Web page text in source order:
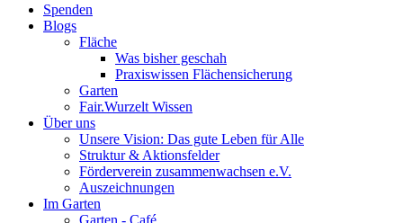
Spenden
Blogs
Fläche
Was bisher geschah
Praxiswissen Flächensicherung
Garten
Fair.Wurzelt Wissen
Über uns
Unsere Vision: Das gute Leben für Alle
Struktur & Aktionsfelder
Förderverein zusammenwachsen e.V.
Auszeichnungen
Im Garten
Garten - Café